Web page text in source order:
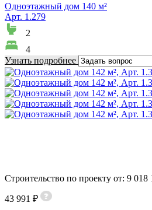
Одноэтажный дом 140 м²
Арт. 1.279
2
4
Узнать подробнее
Строительство по проекту от: 9 018
43 991 ₽